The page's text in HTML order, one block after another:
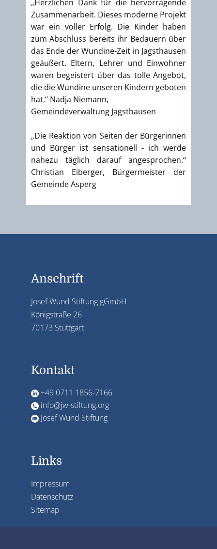
„Herzlichen Dank für die hervorragende
Zusammenarbeit. Dieses moderne Projekt
war ein voller Erfolg. Die Kinder haben
zum Abschluss bereits ihr Bedauern über
das Ende der Wundine-Zeit in Jagsthausen
geäußert. Eltern, Lehrer und Einwohner
waren begeistert über das tolle Angebot,
die die Wundine unseren Kindern geboten
hat.“ Nadja Niemann,
Gemeindeverwaltung Jagsthausen
„Die Reaktion von Seiten der Bürgerinnen
und Bürger ist sensationell - ich werde
nahezu täglich darauf angesprochen.“
Christian Eiberger, Bürgermeister der
Gemeinde Asperg
Anschrift
Josef Wund Stiftung gGmbH
Königstraße 26
70173 Stuttgart
Kontakt
+49 0711 1856-7166
info@jw-stiftung.org
Josef Wund Stiftung
Links
Impressum
Datenschutz
Sitemap